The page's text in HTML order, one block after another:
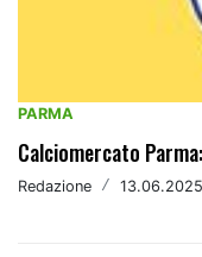
PARMA
Calciomercato
Redazione /